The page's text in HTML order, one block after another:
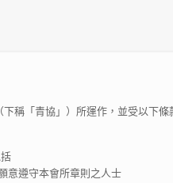
稱「青協」）所運作，並受以下
意遵守本會所章則之人士